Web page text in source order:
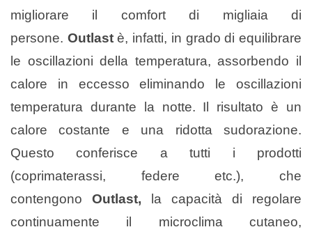
migliorare il comfort di migliaia di
persone. Outlastè, infatti, in grado di equilibrare
le oscillazioni della temperatura, assorbendo il
calore in eccesso eliminando le oscillazioni
temperatura durante la notte. Il risultato è un
calore costante e una ridotta sudorazione.
Questo conferisce a tutti i prodotti
(coprimaterassi, federe etc.), che
contengono Outlast, la capacità di regolare
continuamente il microclima cutaneo,